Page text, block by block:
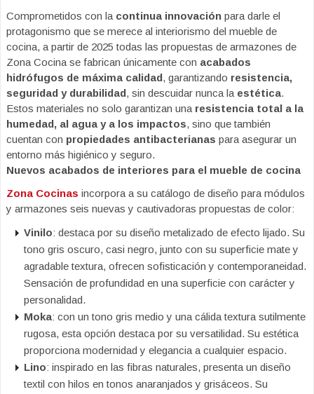
Comprometidos con la continua innovación para darle el
protagonismo que se merece al interiorismo del mueble de
cocina, a partir de 2025 todas las propuestas de armazones de
Zona Cocina se fabrican únicamente con acabados
hidrófugos de máxima calidad, garantizando resistencia,
seguridad y durabilidad, sin descuidar nunca la estética.
Estos materiales no solo garantizan una resistencia total a la
humedad, al agua y a los impactos, sino que también
cuentan con propiedades antibacterianas para asegurar un
entorno más higiénico y seguro.
Nuevos acabados de interiores para el mueble de cocina
Zona Cocinas incorpora a su catálogo de diseño para módulos
y armazones seis nuevas y cautivadoras propuestas de color:
Vinilo: destaca por su diseño metalizado de efecto lijado. Su
tono gris oscuro, casi negro, junto con su superficie mate y
agradable textura, ofrecen sofisticación y contemporaneidad.
Sensación de profundidad en una superficie con carácter y
personalidad.
Moka: con un tono gris medio y una cálida textura sutilmente
rugosa, esta opción destaca por su versatilidad. Su estética
proporciona modernidad y elegancia a cualquier espacio.
Lino: inspirado en las fibras naturales, presenta un diseño
textil con hilos en tonos anaranjados y grisáceos. Su